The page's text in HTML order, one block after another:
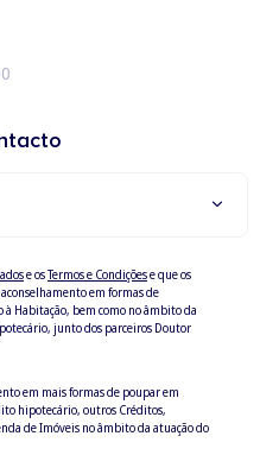
e osTermos e Condiçõese que os
em formas de
junto dos parceiros Doutor
em mais formas de poupar em
hipotecário, outros Créditos,
de Imóveis no âmbito da atuação do